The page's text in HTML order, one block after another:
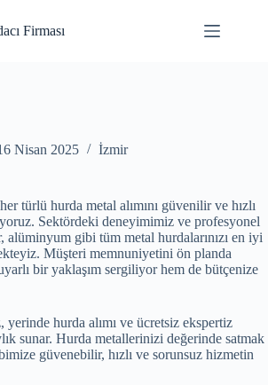
Firması
Nisan 2025 İzmir
türlü hurda metal alımını güvenilir ve hızlı
Sektördeki deneyimimiz ve profesyonel
alüminyum gibi tüm metal hurdalarınızı en iyi
Müşteri memnuniyetini ön planda
bir yaklaşım sergiliyor hem de bütçenize
yerinde hurda alımı ve ücretsiz ekspertiz
sunar. Hurda metallerinizi değerinde satmak
güvenebilir, hızlı ve sorunsuz hizmetin